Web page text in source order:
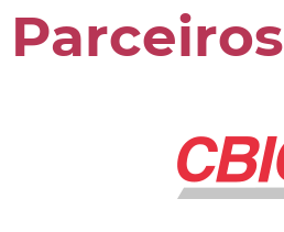
Parceiros